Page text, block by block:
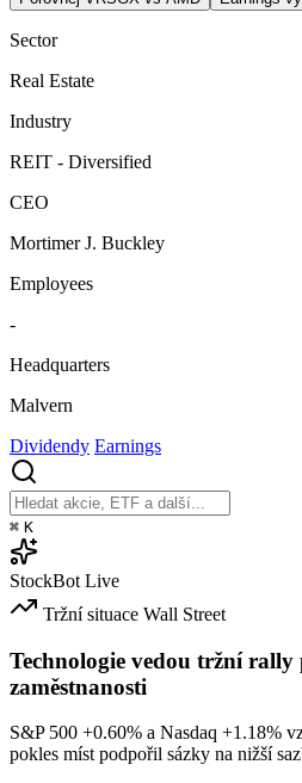
Sector
Real Estate
Industry
REIT - Diversified
CEO
Mortimer J. Buckley
Employees
-
Headquarters
Malvern
Dividendy Earnings
⌘ K
StockBot Live
Tržní situace Wall Street
Technologie vedou tržní rally
zaměstnanosti
S&P 500 +0.60% a Nasdaq +1.18%
pokles míst podpořil sázky na nižší